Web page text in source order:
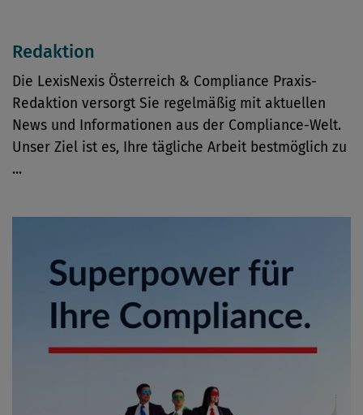
Redaktion
Die LexisNexis Österreich & Compliance Praxis-
Redaktion versorgt Sie regelmäßig mit aktuellen
News und Informationen aus der Compliance-Welt.
Unser Ziel ist es, Ihre tägliche Arbeit bestmöglich zu
...